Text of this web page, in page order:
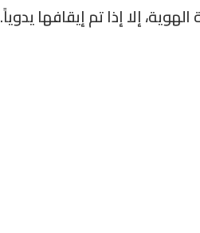
إلا إذا تم إيقافها يدوياً.